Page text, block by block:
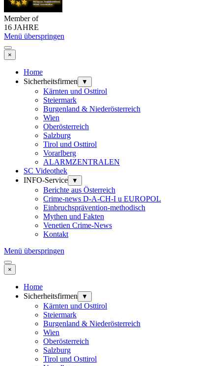
Member of
16 JAHRE
Menü überspringen
×
Home
Sicherheitsfirmen
▼
Kärnten und Osttirol
Steiermark
Burgenland & Niederösterreich
Wien
Oberösterreich
Salzburg
Tirol und Osttirol
Vorarlberg
ALARMZENTRALEN
SC Videothek
INFO-Service
▼
Berichte aus Österreich
Crime-news D-A-CH-I u EUROPOL
Einbruchsprävention-methodisch
Mythen und Fakten
Venetien Crime-News
Kontakt
Menü überspringen
×
Home
Sicherheitsfirmen
▼
Kärnten und Osttirol
Steiermark
Burgenland & Niederösterreich
Wien
Oberösterreich
Salzburg
Tirol und Osttirol